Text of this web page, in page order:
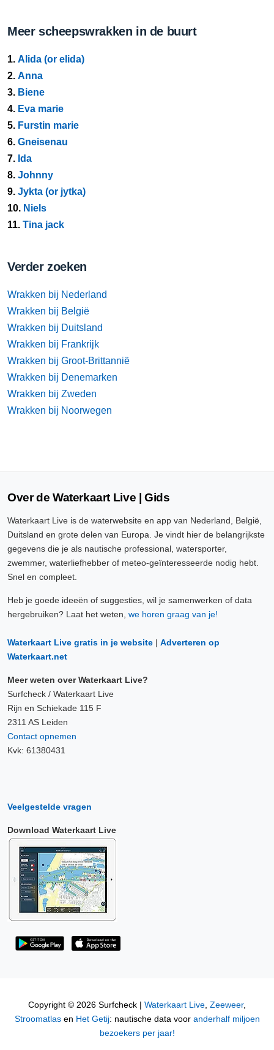
Meer scheepswrakken in de buurt
1. Alida (or elida)
2. Anna
3. Biene
4. Eva marie
5. Furstin marie
6. Gneisenau
7. Ida
8. Johnny
9. Jykta (or jytka)
10. Niels
11. Tina jack
Verder zoeken
Wrakken bij Nederland
Wrakken bij België
Wrakken bij Duitsland
Wrakken bij Frankrijk
Wrakken bij Groot-Brittannië
Wrakken bij Denemarken
Wrakken bij Zweden
Wrakken bij Noorwegen
Over de Waterkaart Live | Gids
Waterkaart Live is de waterwebsite en app van Nederland, België,
Duitsland en grote delen van Europa. Je vindt hier de belangrijkste
gegevens die je als nautische professional, watersporter,
zwemmer, waterliefhebber of meteo-geïnteresseerde nodig hebt.
Snel en compleet.
Heb je goede ideeën of suggesties, wil je samenwerken of data
hergebruiken? Laat het weten, we horen graag van je!
Waterkaart Live gratis in je website | Adverteren op
Waterkaart.net
Meer weten over Waterkaart Live?
Surfcheck / Waterkaart Live
Rijn en Schiekade 115 F
2311 AS Leiden
Contact opnemen
Kvk: 61380431
Veelgestelde vragen
Download Waterkaart Live
Copyright © 2026 Surfcheck | Waterkaart Live, Zeeweer,
Stroomatlasen Het Getij: nautische data voor anderhalf miljoen
bezoekers per jaar!